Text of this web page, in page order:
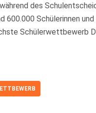
des
600.000 Schülerinnen
Schülerwettbewerb